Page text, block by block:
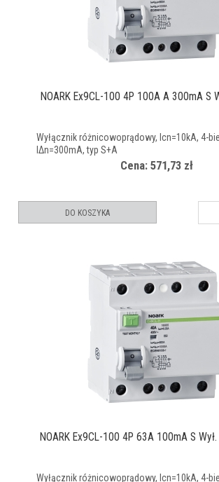
NOARK Ex9CL-100 4P 100A A 300mA S
Wyłącznik różnicowoprądowy, Icn=10kA, 4-
IΔn=300mA, typ S+A
Cena: 571,73 zł
DO KOSZYKA
NOARK Ex9CL-100 4P 63A 100mA S
Wyłącznik różnicowoprądowy, Icn=10kA, 4-